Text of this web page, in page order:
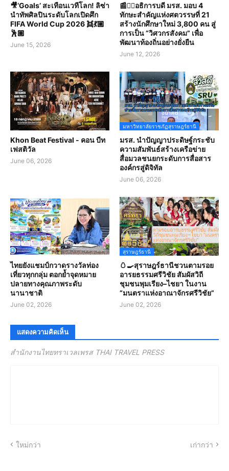
🎥‘Goals’ สะเทือนเวทีโลก! ลิซ่า
นำทัพศิลปินระดับโลกเปิดศึก
FIFA World Cup 2026 👯💃🏼
🕺🏽
June 15, 2026
📰✍🏻อธิการบดี มรส. มอบ 4
ทักษะสำคัญแห่งศตวรรษที่ 21
สร้างนักศึกษาใหม่ 3,800 คน สู่
การเป็น “วิศวกรสังคม” เพื่อ
พัฒนาท้องถิ่นอย่างยั่งยืน
June 12, 2026
Khon Beat Festival - คอน บีท
เฟสติวัล
June 06, 2026
มหาวิทยาลัยราชภัฏสุราษฎร์ธานี
มรส. นำปัญญาประดิษฐ์กระชับ
ความสัมพันธ์สร้างเครือข่าย
สื่อมวลชนยกระดับการสื่อสาร
องค์กรสู่ดิจิทัล
June 06, 2026
ไทยยังแชมป์กวาดรางวัลท่อง
เที่ยวทุกกลุ่ม ตอกย้ำจุดหมาย
ปลายทางคุณภาพระดับ
นานาชาติ
June 02, 2026
สุราษฎร์ธานี
🥚🍳สุราษฎร์ธานีชวนตามรอย
อารยธรรมศรีวิชัย สัมผัสวิถี
ชุมชนพุมเรียง–ไชยา ในงาน
“มนตราแห่งอาณาจักรศรีวิชัย”
June 02, 2026
แสดงความคิดเห็น
สำนักงานไทยทราเวลเพรส THAI TRAVEL PRESS
ใหม่กว่า เก่ากว่า